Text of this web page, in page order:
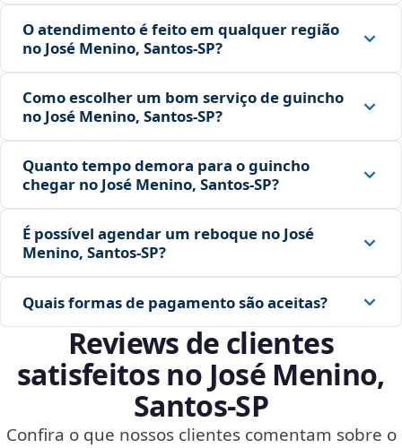
O atendimento é feito em qualquer região
no José Menino, Santos‑SP?
Como escolher um bom serviço de guincho
no José Menino, Santos‑SP?
Quanto tempo demora para o guincho
chegar no José Menino, Santos‑SP?
É possível agendar um reboque no José
Menino, Santos‑SP?
Quais formas de pagamento são aceitas?
Reviews de clientes
satisfeitos no José Menino,
Santos‑SP
Confira o que nossos clientes comentam sobre o